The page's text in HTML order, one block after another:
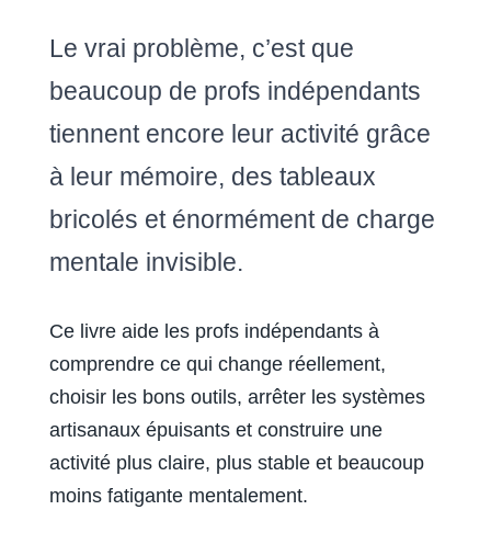
Le vrai problème, c’est que
beaucoup de profs indépendants
tiennent encore leur activité grâce
à leur mémoire, des tableaux
bricolés et énormément de charge
mentale invisible.
Ce livre aide les profs indépendants à
comprendre ce qui change réellement,
choisir les bons outils, arrêter les systèmes
artisanaux épuisants et construire une
activité plus claire, plus stable et beaucoup
moins fatigante mentalement.